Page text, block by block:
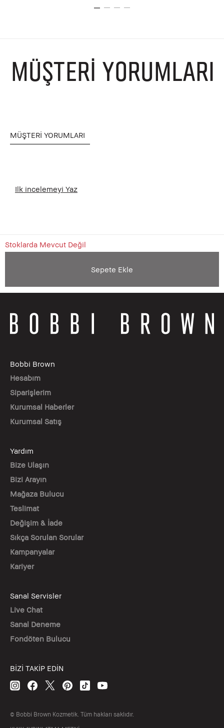
MÜŞTERI YORUMLARI
MÜŞTERI YORUMLARI
Ilk incelemeyi Yaz
Stoklarda Mevcut Değil
Sepete Ekle
Bobbi Brown
Hesabım
Siparişlerim
Kurumsal Haberler
Kurumsal Satış
Yardım
Bize Ulaşın
Bizi Arayın
Mağaza Bulucu
Teslimat
Değişim & İade
Sıkça Sorulan Sorular
Kampanyalar
Kariyer
Sanal Servisler
Live Chat
Sanal Deneme
Fondöten Bulucu
BİZİ TAKİP EDİN
© Bobbi Brown Kozmetik. Tüm hakları saklıdır.